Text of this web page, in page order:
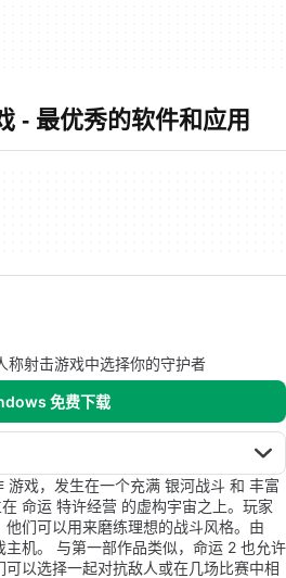
- 最优秀的软件和应用
称射击游戏中选择你的守护者
免费下载
游戏，发生在一个充满 银河战斗 和 丰富
命运 特许经营 的虚构宇宙之上。玩家
们可以用来磨练理想的战斗风格。由
机。 与第一部作品类似，命运 2 也允许
以选择一起对抗敌人或在几场比赛中相